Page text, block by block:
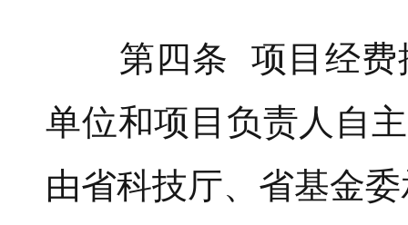
第四条 项目经费按
单位和项目负责人自
由省科技厅、省基金